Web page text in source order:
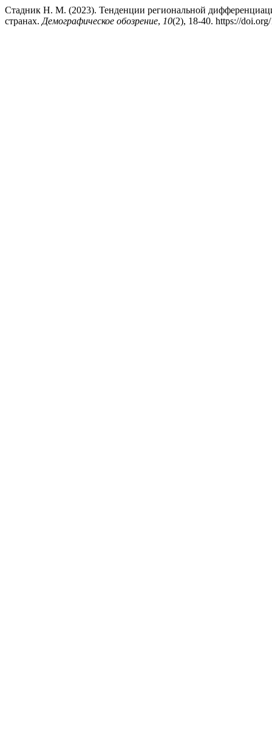
Стадник Н. М. (2023). Тенденции региональной
странах. Демографическое обозрение, 10(2), 18-40. https://